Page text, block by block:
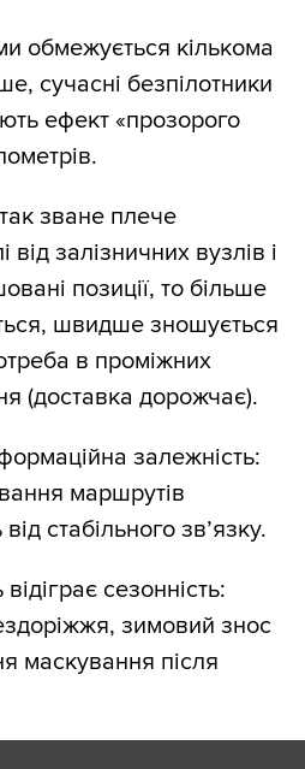
обмежується кількома
сучасні безпілотники
ефект «прозорого
зване плече
залізничних вузлів і
позиції, то більше
швидше зношується
в проміжних
(доставка дорожчає).
залежність:
маршрутів
стабільного зв’язку.
сезонність:
зимовий знос
маскування після